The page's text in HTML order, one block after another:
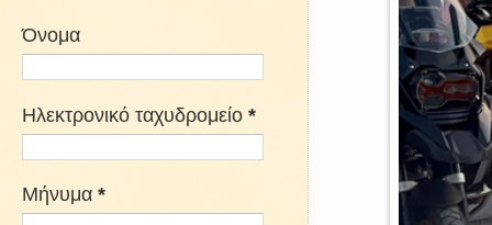
Όνομα
Ηλεκτρονικό ταχυδρομείο *
Μήνυμα *